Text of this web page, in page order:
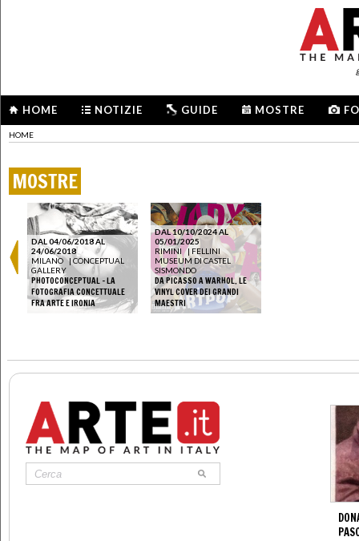
HOME NOTIZIE GUIDE MOSTRE
HOME
MOSTRE
DAL 04/06/2018 AL
24/06/2018
MILANO | CONCEPTUAL
GALLERY
PHOTOCONCEPTUAL - LA
FOTOGRAFIA CONCETTUALE
FRA ARTE E IRONIA
DAL 10/10/2024 AL
05/01/2025
RIMINI | FELLINI
MUSEUM DI CASTEL
SISMONDO
DA PICASSO A WARHOL. LE
VINYL COVER DEI GRANDI
MAESTRI